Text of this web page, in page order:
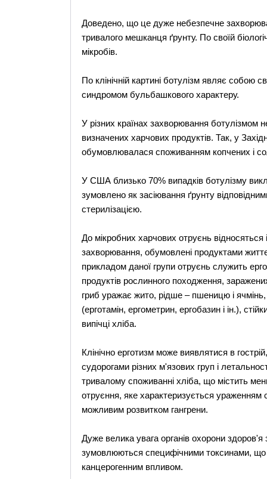
Доведено, що це дуже небезпечне
тривалого мешканця ґрунту. По своїй
мікробів.
По клінічній картині ботулізм являє собою
синдромом бульбашкового характеру.
У різних країнах захворювання ботулізмом
визначених харчових продуктів. Так, у
обумовлювалася споживанням копчених і
У США близько 70% випадків ботулізму
зумовлено як засіювання ґрунту
стерилізацією.
До мікробних харчових отруєнь
захворювання, обумовлені продуктами
прикладом даної групи отруєнь служить
продуктів рослинного походження,
гриб уражає жито, рідше – пшеницю і
(ерготамін, ергометрин, ергобазин і ін.),
випічці хліба.
Клінічно ерготизм може виявлятися в
судорогами різних м'язових груп і
тривалому споживанні хліба, що містить
отруєння, яке характеризується ураженням
можливим розвитком гангрени.
Дуже велика увага органів охорони
зумовлюються специфічними токсинами, що
канцерогенним впливом.